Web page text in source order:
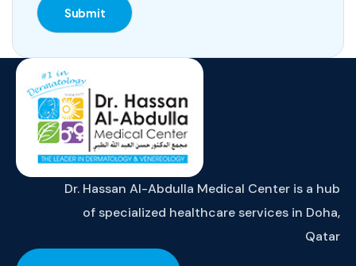
Submit
Dr. Hassan Al-Abdulla Medical Center is a hub
of specialized healthcare services in Doha,
Qatar